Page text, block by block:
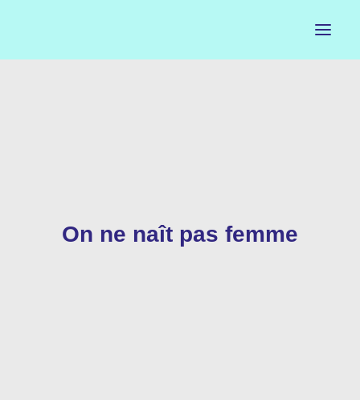
CALENDRIER
On ne naît pas femme